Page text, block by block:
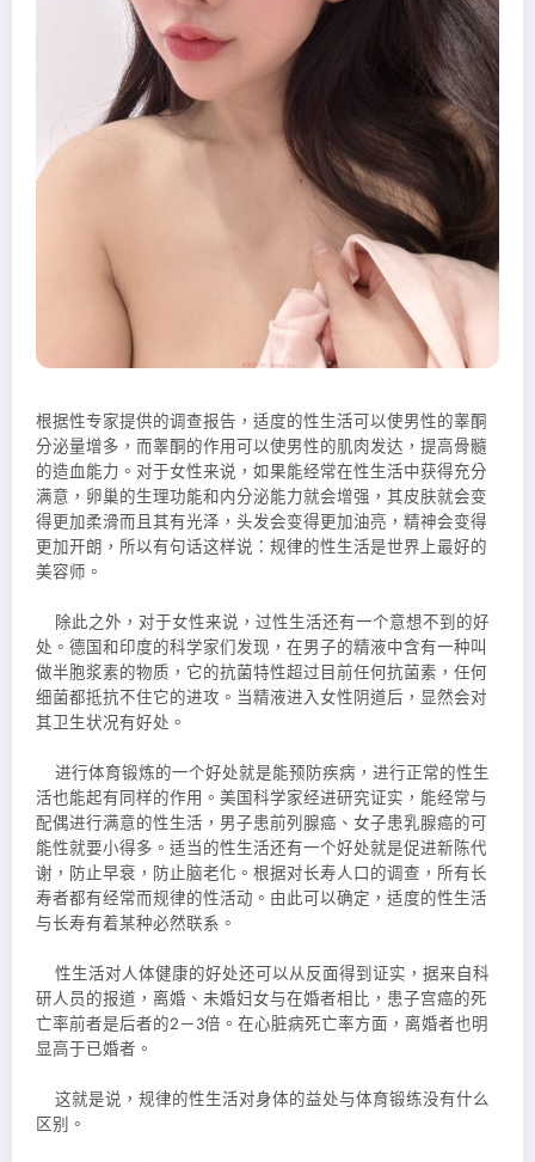
根据性专家提供的调查报告，适度的性生活可以使男性的睾酮
分泌量增多，而睾酮的作用可以使男性的肌肉发达，提高骨髓
的造血能力。对于女性来说，如果能经常在性生活中获得充分
满意，卵巢的生理功能和内分泌能力就会增强，其皮肤就会变
得更加柔滑而且其有光泽，头发会变得更加油亮，精神会变得
更加开朗，所以有句话这样说：规律的性生活是世界上最好的
美容师。
除此之外，对于女性来说，过性生活还有一个意想不到的好
处。德国和印度的科学家们发现，在男子的精液中含有一种叫
做半胞浆素的物质，它的抗菌特性超过目前任何抗菌素，任何
细菌都抵抗不住它的进攻。当精液进入女性阴道后，显然会对
其卫生状况有好处。
进行体育锻炼的一个好处就是能预防疾病，进行正常的性生
活也能起有同样的作用。美国科学家经进研究证实，能经常与
配偶进行满意的性生活，男子患前列腺癌、女子患乳腺癌的可
能性就要小得多。适当的性生活还有一个好处就是促进新陈代
谢，防止早衰，防止脑老化。根据对长寿人口的调查，所有长
寿者都有经常而规律的性活动。由此可以确定，适度的性生活
与长寿有着某种必然联系。
性生活对人体健康的好处还可以从反面得到证实，据来自科
研人员的报道，离婚、未婚妇女与在婚者相比，患子宫癌的死
亡率前者是后者的2－3倍。在心脏病死亡率方面，离婚者也明
显高于已婚者。
这就是说，规律的性生活对身体的益处与体育锻练没有什么
区别。